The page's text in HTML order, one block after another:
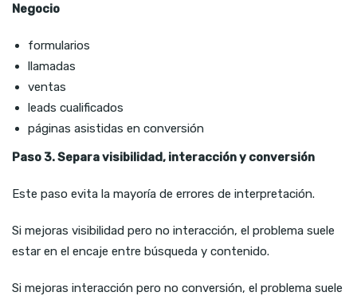
Negocio
formularios
llamadas
ventas
leads cualificados
páginas asistidas en conversión
Paso 3. Separa visibilidad, interacción y conversión
Este paso evita la mayoría de errores de interpretación.
Si mejoras visibilidad pero no interacción, el problema suele
estar en el encaje entre búsqueda y contenido.
Si mejoras interacción pero no conversión, el problema suele